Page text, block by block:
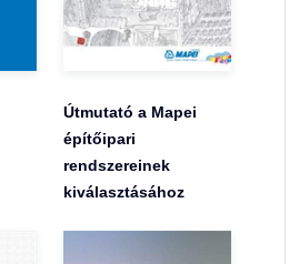
Útmutató a Mapei
építőipari
rendszereinek
kiválasztásához